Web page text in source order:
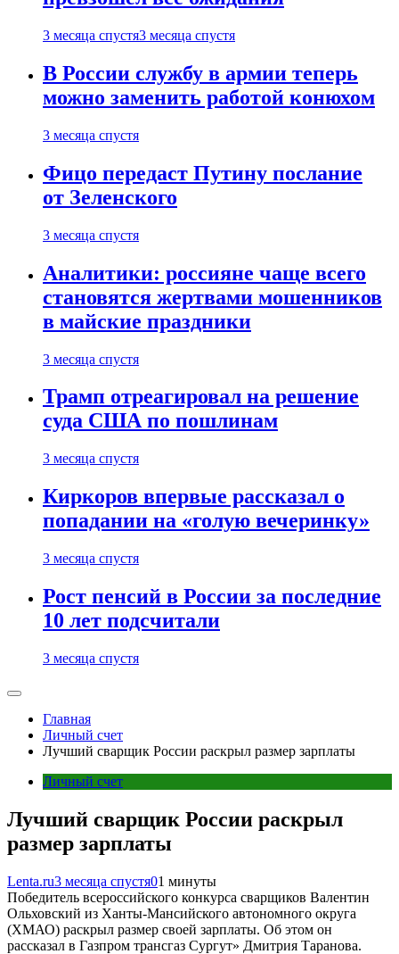
3 месяца спустя3 месяца спустя
В России службу в армии теперь
можно заменить работой конюхом
3 месяца спустя
Фицо передаст Путину послание
от Зеленского
3 месяца спустя
Аналитики: россияне чаще всего
становятся жертвами мошенников
в майские праздники
3 месяца спустя
Трамп отреагировал на решение
суда США по пошлинам
3 месяца спустя
Киркоров впервые рассказал о
попадании на «голую вечеринку»
3 месяца спустя
Рост пенсий в России за последние
10 лет подсчитали
3 месяца спустя
Главная
Личный счет
Лучший сварщик России раскрыл размер зарплаты
Личный счет
Лучший сварщик России раскрыл
размер зарплаты
Lenta.ru3 месяца спустя01 минуты
Победитель всероссийского конкурса сварщиков Валентин
Ольховский из Ханты-Мансийского автономного округа
(ХМАО) раскрыл размер своей зарплаты. Об этом он
рассказал в Газпром трансгаз Сургут» Дмитрия Таранова.